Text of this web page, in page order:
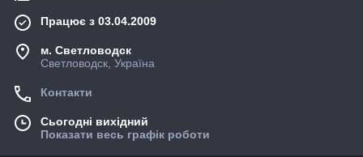
Працює з 03.04.2009
м. Светловодск
Светловодск, Україна
Контакти
Сьогодні вихідний
Показати весь графік роботи